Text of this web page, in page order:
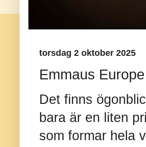
torsdag 2 oktober 2025
Emmaus
Det finns
bara är en liten
som formar hela